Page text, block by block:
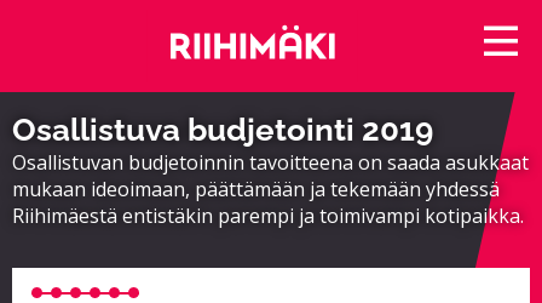
Osallistuva budjetointi 2019
Osallistuvan budjetoinnin tavoitteena on saada asukkaat
mukaan ideoimaan, päättämään ja tekemään yhdessä
Riihimäestä entistäkin parempi ja toimivampi kotipaikka.